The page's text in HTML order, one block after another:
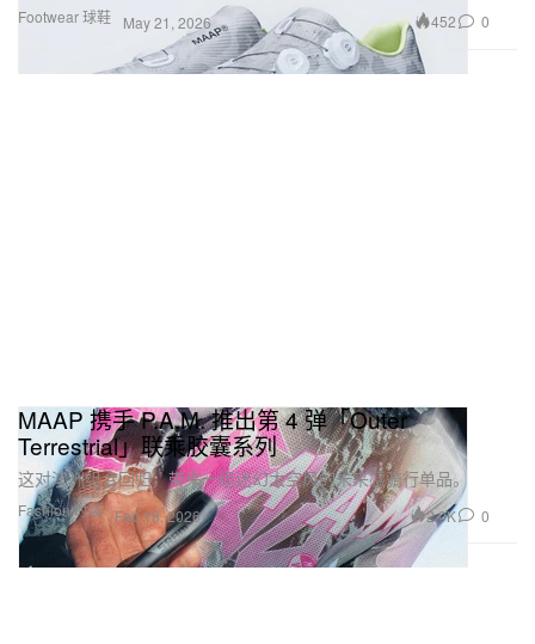
Footwear 球鞋 May 21, 2026 452 0
Fashion 时装
MAAP 携手 P.A.M. 推出第 4 弹「Outer
Terrestrial」联乘胶囊系列
这对澳洲组合回归，带来一组迷幻太空风的未来感骑行单品。
Feb 18, 2026 2.0K 0